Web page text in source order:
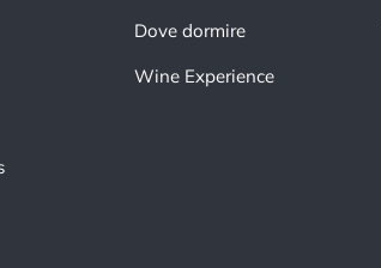
Dove dormire
Wine Experience